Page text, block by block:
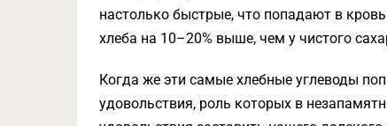
настолько быстрые, что попадают в
хлеба на 10–20% выше, чем у чистого
Когда же эти самые хлебные углеводы
удовольствия, роль которых в